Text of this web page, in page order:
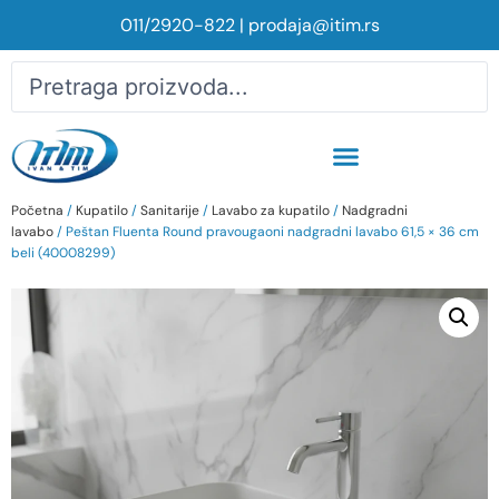
011/2920-822| prodaja@itim.rs
Početna / Kupatilo/Sanitarije/ Lavabo za kupatilo/ Nadgradni
lavabo/ Peštan Fluenta Round pravougaoni nadgradni lavabo 61,5 × 36 cm
beli (40008299)